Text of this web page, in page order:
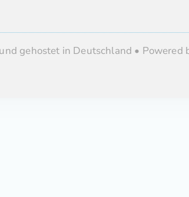
gehostet in Deutschland • Powered